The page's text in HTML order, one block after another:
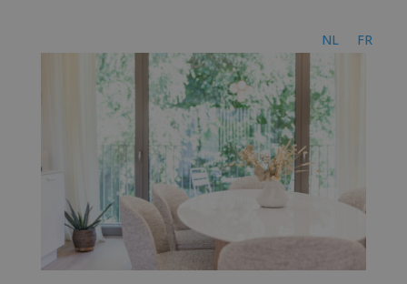
NL FR